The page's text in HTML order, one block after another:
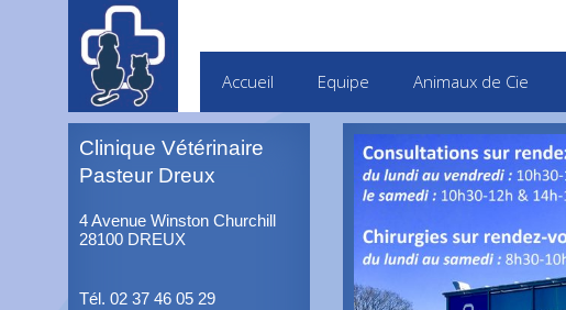
Accueil Equipe Animaux de Cie
Clinique Vétérinaire
Pasteur Dreux
4 Avenue Winston Churchill
28100 DREUX
Tél. 02 37 46 05 29